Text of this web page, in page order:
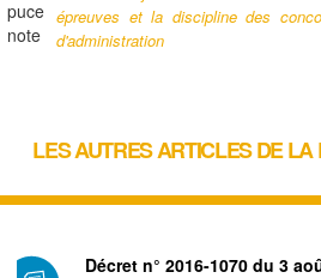
épreuves et la discipline des
d'administration
LES AUTRES ARTICLES DE
Décret n° 2016-1070 du 3